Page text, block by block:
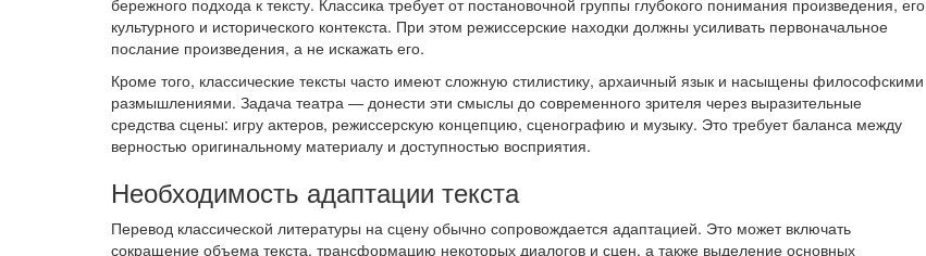
бережного подхода к тексту. Классика требует от постановочной группы глубокого понимания произведения, его
культурного и исторического контекста. При этом режиссерские находки должны усиливать первоначальное
послание произведения, а не искажать его.
Кроме того, классические тексты часто имеют сложную стилистику, архаичный язык и насыщены философскими
размышлениями. Задача театра — донести эти смыслы до современного зрителя через выразительные
средства сцены: игру актеров, режиссерскую концепцию, сценографию и музыку. Это требует баланса между
верностью оригинальному материалу и доступностью восприятия.
Необходимость адаптации текста
Перевод классической литературы на сцену обычно сопровождается адаптацией. Это может включать
сокращение объема текста, трансформацию некоторых диалогов и сцен, а также выделение основных